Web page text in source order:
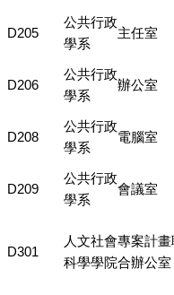
D205
公共行政
學系
主任室
D206
公共行政
學系
辦公室
D208
公共行政
學系
電腦室
D209
公共行政
學系
會議室
D301
人文社會
科學學院
專案計畫
合辦公室